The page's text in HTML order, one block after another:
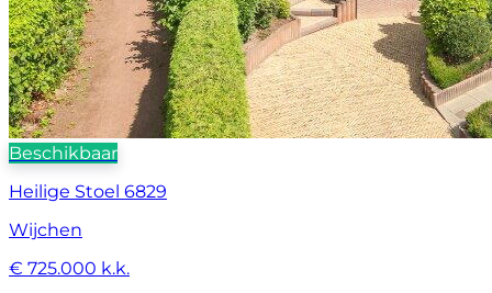
Beschikbaar
Heilige Stoel 6829
Wijchen
€ 725.000 k.k.